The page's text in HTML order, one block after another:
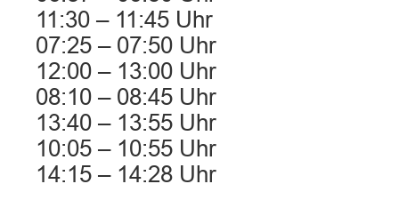
11:30 – 11:45 Uhr
07:25 – 07:50 Uhr
12:00 – 13:00 Uhr
08:10 – 08:45 Uhr
13:40 – 13:55 Uhr
10:05 – 10:55 Uhr
14:15 – 14:28 Uhr